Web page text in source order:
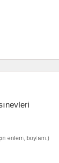
enlem, boylam.)